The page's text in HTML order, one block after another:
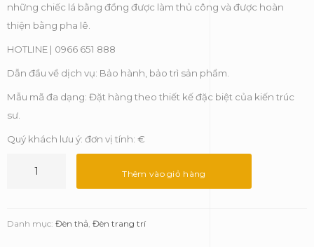
những chiếc lá bằng đồng được làm thủ công và được hoàn
thiện bằng pha lê.
HOTLINE | 0966 651 888
Dẫn đầu về dịch vụ: Bảo hành, bảo trì sản phẩm.
Mẫu mã đa dạng: Đặt hàng theo thiết kế đặc biệt của kiến trúc
sư.
Quý khách lưu ý: đơn vị tính: €
số
Thêm vào giỏ hàng
Danh mục: Đèn thả Đèn trang trí